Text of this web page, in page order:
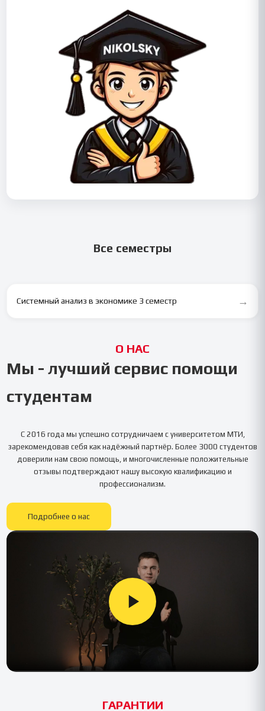
Все семестры
Системный анализ в экономике 3 семестр →
О НАС
Мы - лучший сервис помощи
студентам
С 2016 года мы успешно сотрудничаем с университетом МТИ
зарекомендовав себя как надёжный партнёр. Более 3000 студентов
доверили нам свою помощь, и многочисленные положительные
отзывы подтверждают нашу высокую квалификацию и
профессионализм.
Подробнее о нас
ГАРАНТИИ